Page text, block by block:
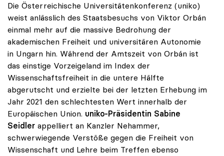
Die Österreichische Universitätenkonferenz (uniko)
weist anlässlich des Staatsbesuchs von Viktor Orbán
einmal mehr auf die massive Bedrohung der
akademischen Freiheit und universitären Autonomie
in Ungarn hin. Während der Amtszeit von Orbán ist
das einstige Vorzeigeland im Index der
Wissenschaftsfreiheit in die untere Hälfte
abgerutscht und erzielte bei der letzten Erhebung im
Jahr 2021 den schlechtesten Wert innerhalb der
Europäischen Union. uniko-Präsidentin Sabine
Seidler appelliert an Kanzler Nehammer,
schwerwiegende Verstöße gegen die Freiheit von
Wissenschaft und Lehre beim Treffen ebenso